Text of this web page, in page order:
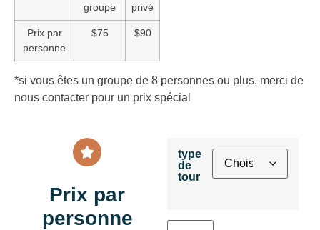
groupe
privé
Prix par
personne
$75 $90
*si vous êtes un groupe de 8 personnes ou plus, merci de
nous contacter pour un prix spécial
Prix par
personne
type
de
tour